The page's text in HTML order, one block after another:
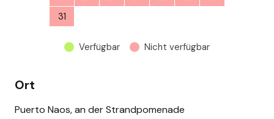
31
Verfügbar Nicht verfügbar
Ort
Puerto Naos, an der Strandpomenade